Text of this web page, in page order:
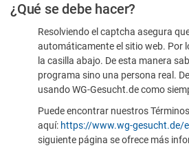
¿Qué se debe hacer?
Resolviendo el captcha asegura
automáticamente el sitio web. Por
la casilla abajo. De esta manera
programa sino una persona real.
usando WG-Gesucht.de como
Puede encontrar nuestros
aquí: https://www.wg-gesucht.de/
siguiente página se ofrece más